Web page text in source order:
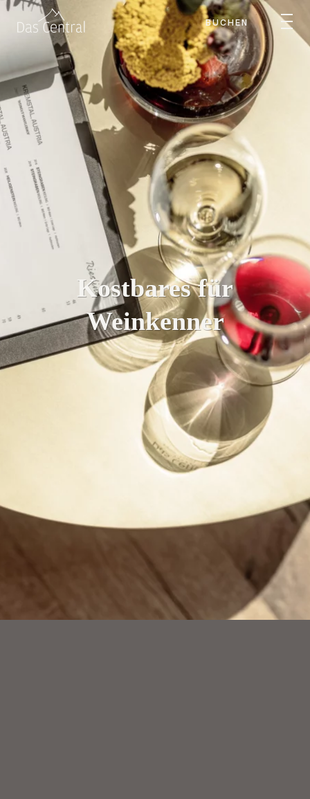
BUCHEN
Kostbares für
Weinkenner